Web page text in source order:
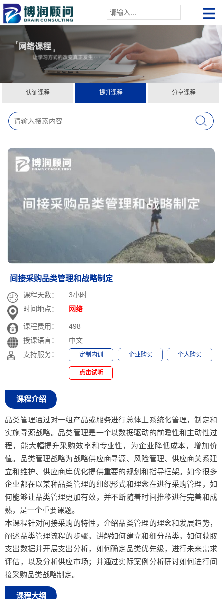
认证课程 提升课程 分享课程
间接采购品类管理和战略制定
课程天数：
3小时
时间地点：
网络
课程费用：
498
授课语言：
中文
支持服务：
定制内训 企业购买 个人购买
点击试听
课程介绍
品类管理通过对一组产品或服务进行总体上系统化管理，制定和
实施寻源战略。品类管理是一个以数据驱动的前瞻性和主动性过
程，能大幅提升采购效率和专业性，为企业降低成本，增加价
值。品类管理战略为战略供应商寻源、风险管理、供应商关系建
立和维护、供应商库优化提供重要的规划和指导框架。如今很多
企业都在以某种品类管理的组织形式和理念在进行采购管理，如
何能够让品类管理更加有效，并不断随着时间推移进行完善和成
熟，是一个重要课题。
本课程针对间接采购的特性，介绍品类管理的理念和发展趋势，
阐述品类管理流程的步骤，讲解如何建立和细分品类，如何获取
支出数据并开展支出分析，如何确定品类优先级，进行未来需求
评估，以及分析供应市场；并通过实际案例分析研讨如何进行间
接采购品类战略制定。
课程大纲